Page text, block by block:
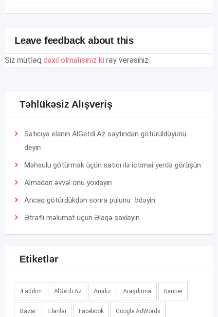
Leave feedback about this
Siz mütləq daxil olmalısınız ki rəy verəsiniz.
Təhlükəsiz Alışveriş
Satıcıya elanın AlGetdi.Az saytından götürüldüyünü
deyin
Məhsulu götürmək üçün satıcı ilə ictimai yerdə görüşün
Almadan əvvəl onu yoxlayın
Ancaq götürdükdən sonra pulunu ödəyin
Ətraflı məlumat üçün Əlaqə saxlayın
Etiketlər
4 addım AlGetdi.Az Analiz Araşdırma Banner
Bazar Elanlar Facebook Google AdWords